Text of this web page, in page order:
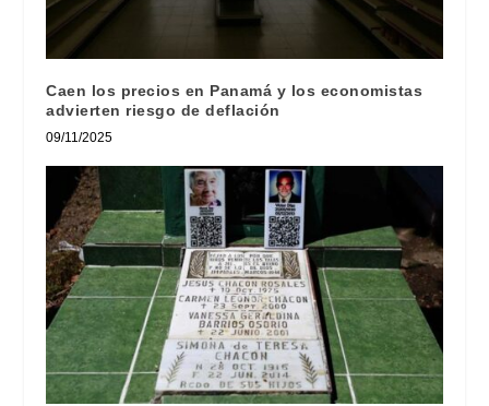
Caen los precios en Panamá y los economistas
advierten riesgo de deflación
09/11/2025